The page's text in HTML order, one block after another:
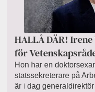
HALLÅ DÄR!
för
Hon har en
statssekreterare på
är i dag